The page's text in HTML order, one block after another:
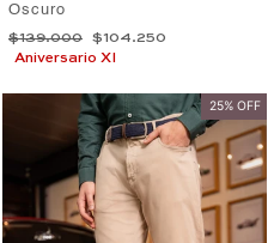
Oscuro
Precio
habitual
$139.000
Precio
de
$104.250
Aniversario XI
25% OFF